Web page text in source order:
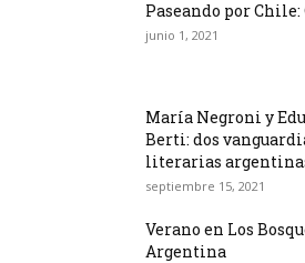
Paseando por
junio 1, 2021
María Negroni y
Berti: dos
literarias
septiembre 15, 2021
Verano en Los
Argentina